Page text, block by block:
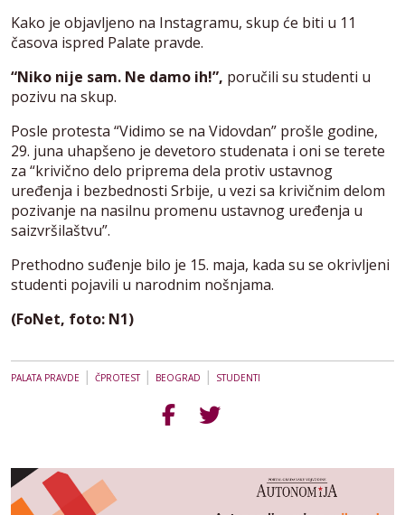
Kako je objavljeno na Instagramu, skup će biti u 11
časova ispred Palate pravde.
“Niko nije sam. Ne damo ih!”, poručili su studenti u
pozivu na skup.
Posle protesta “Vidimo se na Vidovdan” prošle godine,
29. juna uhapšeno je devetoro studenata i oni se terete
za “krivično delo priprema dela protiv ustavnog
uređenja i bezbednosti Srbije, u vezi sa krivičnim delom
pozivanje na nasilnu promenu ustavnog uređenja u
saizvršilaštvu”.
Prethodno suđenje bilo je 15. maja, kada su se okrivljeni
studenti pojavili u narodnim nošnjama.
(FoNet, foto: N1)
PALATA PRAVDE | ČPROTEST| BEOGRAD | STUDENTI